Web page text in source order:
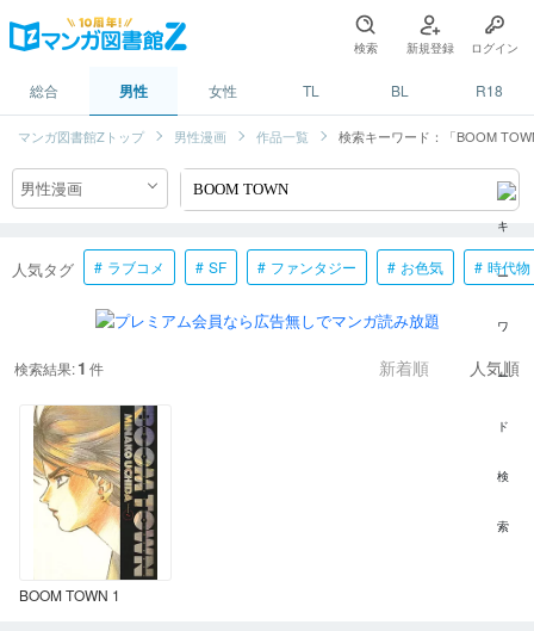
検索 新規登録 ログイン
総合 男性 女性 TL BL R18
マンガ図書館Zトップ 男性漫画 作品一覧 検索キーワード：「BOOM
人気タグ ラブコメ SF ファンタジー お色気 時代物
検索結果:1 件 新着順 人気順
BOOM TOWN 1